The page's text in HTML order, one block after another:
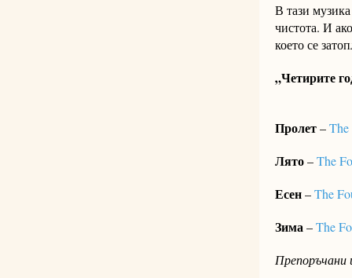
В тази
чистота. И
което се
„Четирите
Пролет–The
Лято–The
Есен–The
Зима –The
Препоръчани